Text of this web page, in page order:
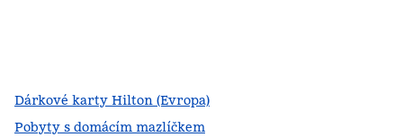
Dárkové karty Hilton (Evropa)
Pobyty s domácím mazlíčkem